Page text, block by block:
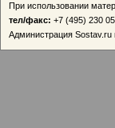
При использовании
тел/факс: +7 (495) 230
Администрация